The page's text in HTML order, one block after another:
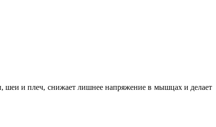
шеи и плеч, снижает лишнее напряжение в мышцах и делает